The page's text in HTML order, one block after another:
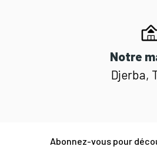
Notre
Djerba,
Abonnez-vous pour